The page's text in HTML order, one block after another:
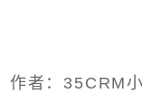
作者：